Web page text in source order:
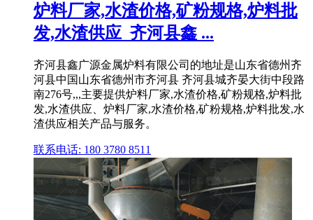
炉料厂家,水渣价格,矿粉规格,炉料批
发,水渣供应_齐河县鑫 ...
齐河县鑫广源金属炉料有限公司的地址是山东省德州齐
河县中国山东省德州市齐河县 齐河县城齐晏大街中段路
南276号,,,主要提供炉料厂家,水渣价格,矿粉规格,炉料批
发,水渣供应、炉料厂家,水渣价格,矿粉规格,炉料批发,水
渣供应相关产品与服务。
联系电话: 180 3780 8511